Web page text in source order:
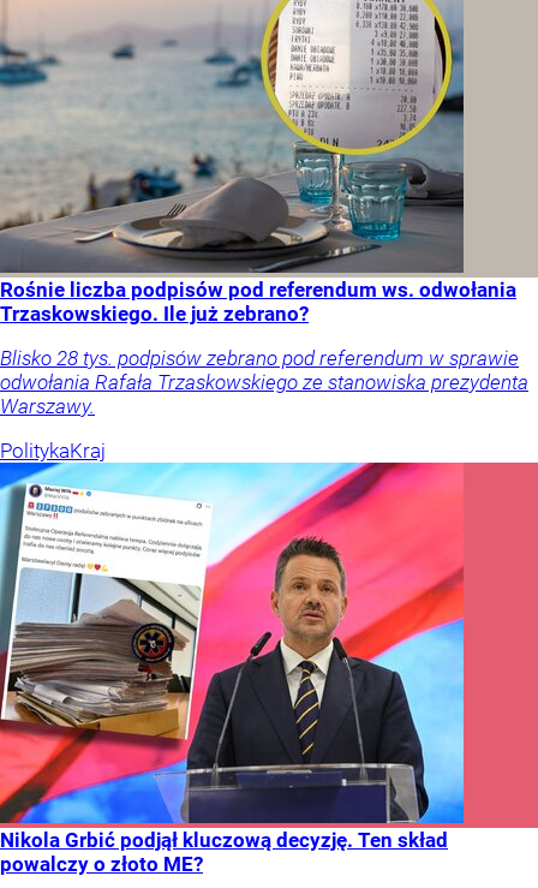
Rośnie liczba podpisów pod referendum ws. odwołania
Trzaskowskiego. Ile już zebrano?
Blisko 28 tys. podpisów zebrano pod referendum w sprawie
odwołania Rafała Trzaskowskiego ze stanowiska prezydenta
Warszawy.
PolitykaKraj
Nikola Grbić podjął kluczową decyzję. Ten skład
powalczy o złoto ME?